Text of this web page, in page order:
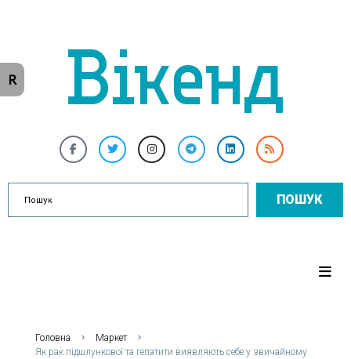
ПОШУК
Головна
Маркет
Як рак підшлункової та гепатити виявляють себе у звичайному
R